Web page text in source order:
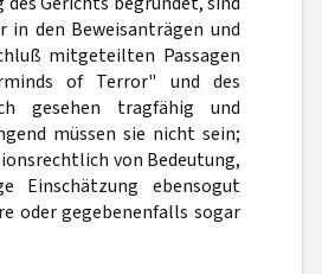
in den Beweisanträgen und
mitgeteilten Passagen
of Terror" und des
gesehen tragfähig und
müssen sie nicht sein;
von Bedeutung,
Einschätzung ebensogut
oder gegebenenfalls sogar